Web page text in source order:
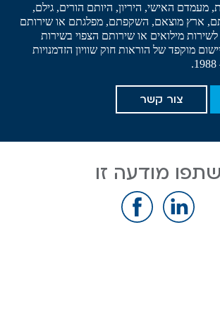
מעמדם האישי, היריון, היותם הורים, גילם,
ארץ מוצאם, השקפתם, מפלגתם או שירותם
מילואים או שירותם הצפוי בשירות
מוקפד של הוראות חוק שוויון הזדמנויות
צור קשר
שתפו מודעה זו